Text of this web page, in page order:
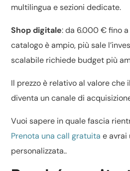
multilingua e sezioni dedicate.
Shop digitale: da 6.000 € fino
catalogo è ampio, più sale
scalabile richiede budget più
Il prezzo è relativo al valore che
diventa un canale di
Vuoi sapere in quale fascia
Prenota una call gratuita e avrai
personalizzata..